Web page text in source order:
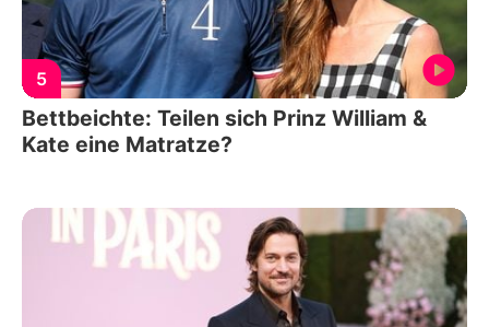
5
Bettbeichte: Teilen sich Prinz William &
Kate eine Matratze?